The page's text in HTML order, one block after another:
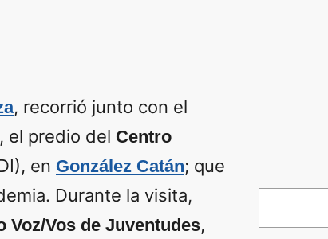
, recorrió junto con el
, el predio del Centro
en González Catán; que
Durante la visita,
Voz/Vos de Juventudes,